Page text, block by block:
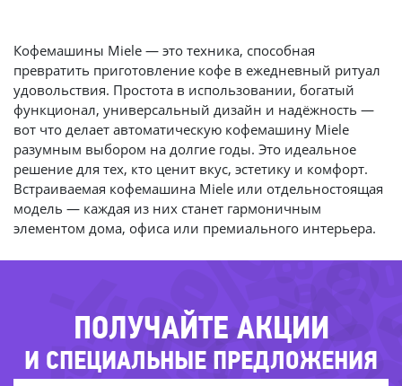
Кофемашины Miele — это техника, способная
превратить приготовление кофе в ежедневный ритуал
удовольствия. Простота в использовании, богатый
функционал, универсальный дизайн и надёжность —
вот что делает автоматическую кофемашину Miele
разумным выбором на долгие годы. Это идеальное
решение для тех, кто ценит вкус, эстетику и комфорт.
Встраиваемая кофемашина Miele или отдельностоящая
модель — каждая из них станет гармоничным
элементом дома, офиса или премиального интерьера.
ПОЛУЧАЙТЕ АКЦИИ
И СПЕЦИАЛЬНЫЕ ПРЕДЛОЖЕНИЯ
-78%
-
-
-48%
-